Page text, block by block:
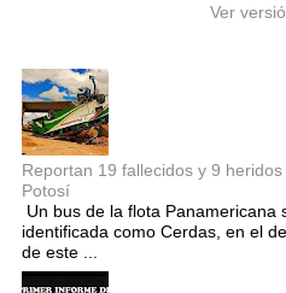
Ver
Reportan 19 fallecidos y 9
Potosí
Un bus de la flota Panamericana
identificada como Cerdas, en el
de este ...